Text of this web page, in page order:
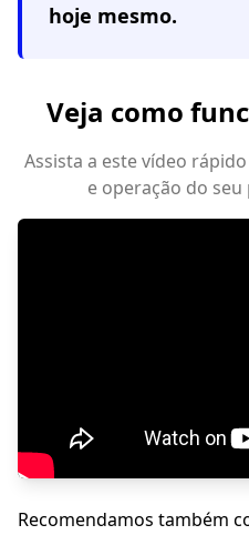
hoje mesmo.
Veja como
Assista a este vídeo
e operação do
Recomendamos também